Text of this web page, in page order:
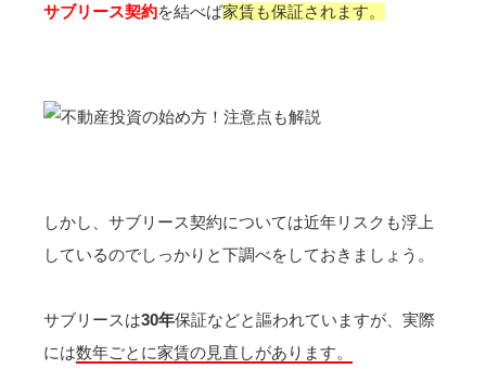
サブリース契約を結べば家賃も保証されます。
しかし、サブリース契約については近年リスクも浮上
しているのでしっかりと下調べをしておきましょう。
サブリースは30年保証などと謳われていますが、実際
には数年ごとに家賃の見直しがあります。